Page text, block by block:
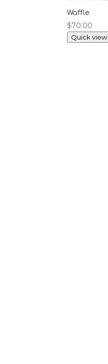
Waffle
$70.00
Quick view